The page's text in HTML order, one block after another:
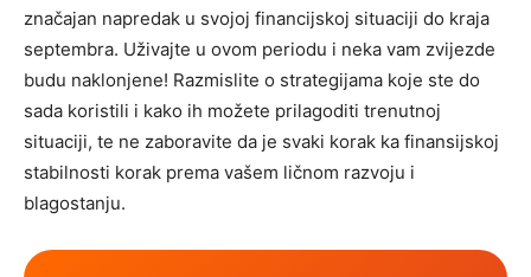
značajan napredak u svojoj financijskoj situaciji do kraja
septembra. Uživajte u ovom periodu i neka vam zvijezde
budu naklonjene! Razmislite o strategijama koje ste do
sada koristili i kako ih možete prilagoditi trenutnoj
situaciji, te ne zaboravite da je svaki korak ka finansijskoj
stabilnosti korak prema vašem ličnom razvoju i
blagostanju.